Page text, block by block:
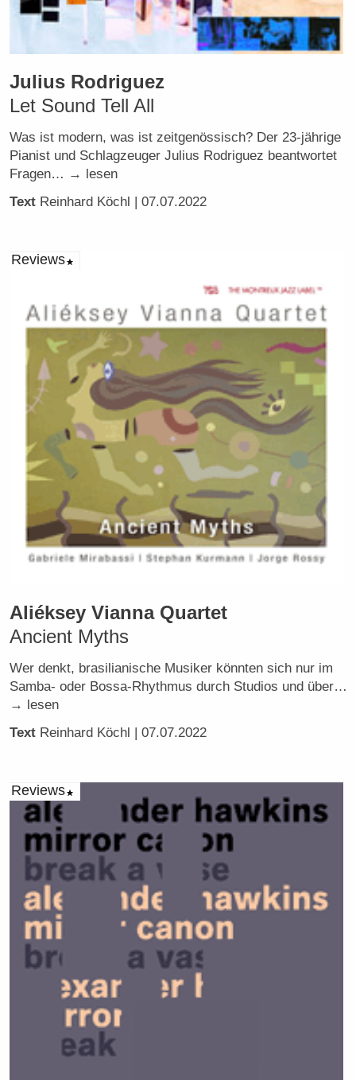
Julius Rodriguez
Let Sound Tell All
Was ist modern, was ist zeitgenössisch? Der 23-jährige
Pianist und Schlagzeuger Julius Rodriguez beantwortet
Fragen… → lesen
Text Reinhard Köchl | 07.07.2022
Reviews
Aliéksey Vianna Quartet
Ancient Myths
Wer denkt, brasilianische Musiker könnten sich nur im
Samba- oder Bossa-Rhythmus durch Studios und über…
→ lesen
Text Reinhard Köchl | 07.07.2022
Reviews